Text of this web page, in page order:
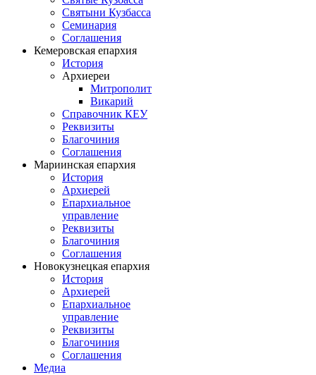
Святыни Кузбасса
Семинария
Соглашения
Кемеровская епархия
История
Архиереи
Митрополит
Викарий
Справочник КЕУ
Реквизиты
Благочиния
Соглашения
Мариинская епархия
История
Архиерей
Епархиальное
управление
Реквизиты
Благочиния
Соглашения
Новокузнецкая епархия
История
Архиерей
Епархиальное
управление
Реквизиты
Благочиния
Соглашения
Медиа